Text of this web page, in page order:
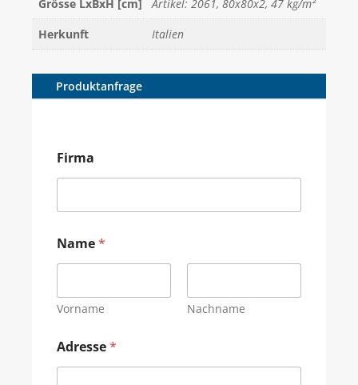
Grösse LxBxH [cm]
Artikel: 2061, 80x80x2, 47 kg/m²
Herkunft
Italien
Produktanfrage
Firma
Name*
Vorname Nachname
Adresse*